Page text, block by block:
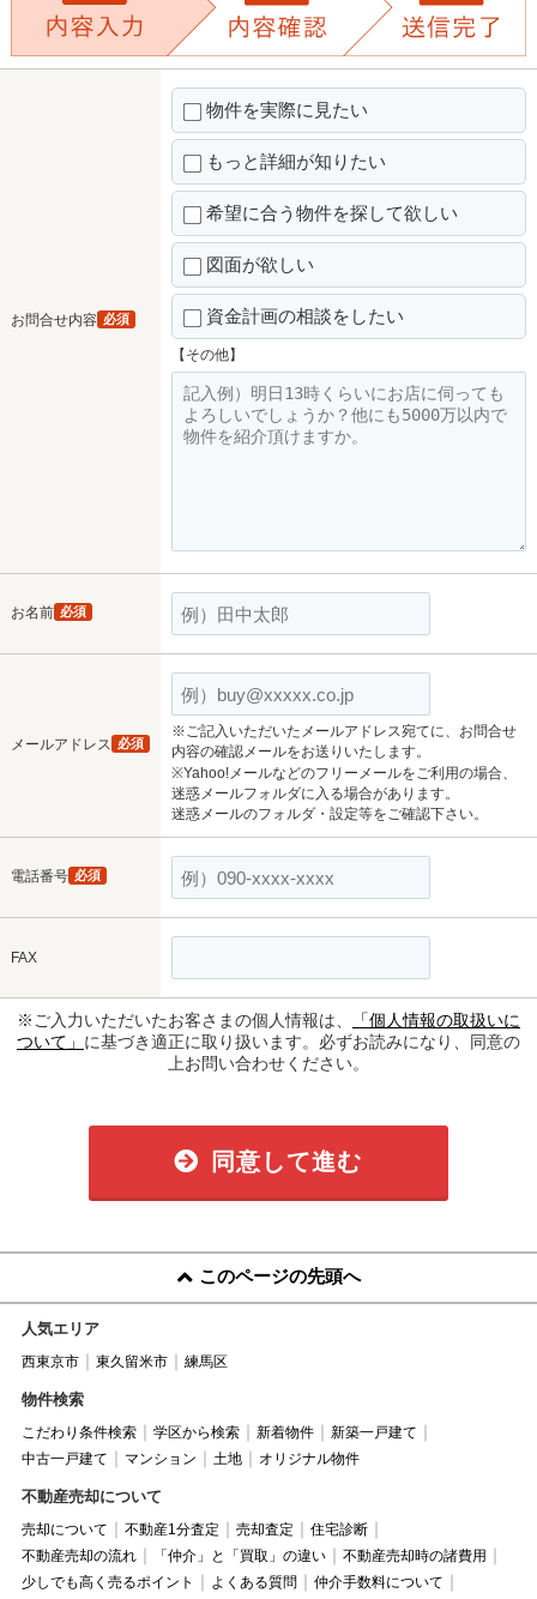
お問合せ内容 必須
物件を実際に見たい
もっと詳細が知りたい
希望に合う物件を探して欲しい
図面が欲しい
資金計画の相談をしたい
【その他】
お名前 必須
メールアドレス 必須
※ご記入いただいたメールアドレス宛てに、お問合せ
内容の確認メールをお送りいたします。
※Yahoo!メールなどのフリーメールをご利用の場合、
迷惑メールフォルダに入る場合があります。
迷惑メールのフォルダ・設定等をご確認下さい。
電話番号 必須
FAX
※ご入力いただいたお客さまの個人情報は、
「個人情報の取扱いに
ついて」 に基づき適正に取り扱います。必ずお読みになり、同意の
上お問い合わせください。
同意して進む
このページの先頭へ
人気エリア
西東京市 東久留米市 練馬区
物件検索
こだわり条件検索 学区から検索 新着物件
新築一戸建て
中古一戸建て
マンション 土地 オリジナル物件
不動産売却について
売却について 不動産1分査定 売却査定
住宅診断
不動産売却の流れ
「仲介」と「買取」の違い
不動産売却時の諸費用
少しでも高く売るポイント
よくある質問
仲介手数料について